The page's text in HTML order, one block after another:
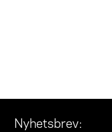
Nyhetsbrev: